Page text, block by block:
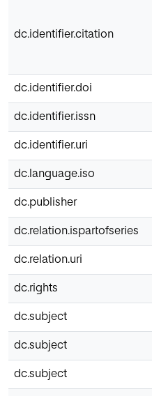
dc.identifier.citation
dc.identifier.doi
dc.identifier.issn
dc.identifier.uri
dc.language.iso
dc.publisher
dc.relation.ispartofseries
dc.relation.uri
dc.rights
dc.subject
dc.subject
dc.subject